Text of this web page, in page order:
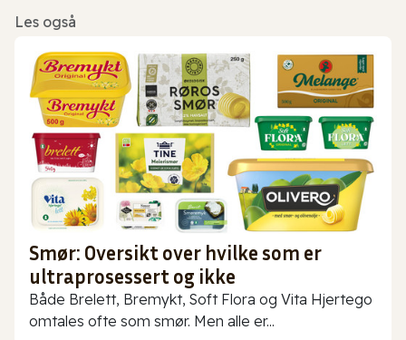
Les også
Smør: Oversikt over hvilke som er
ultraprosessert og ikke
Både Brelett, Bremykt, Soft Flora og Vita Hjertego
omtales ofte som smør. Men alle er...